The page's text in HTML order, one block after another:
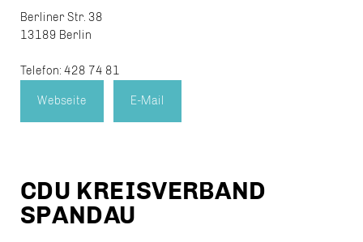
Berliner Str. 38
13189 Berlin
Telefon: 428 74 81
Webseite E-Mail
CDU KREISVERBAND
SPANDAU